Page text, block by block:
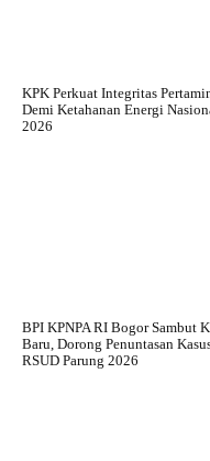
KPK Perkuat Integritas
Demi Ketahanan Energi
2026
BPI KPNPA RI Bogor Sambut
Baru, Dorong Penuntasan
RSUD Parung 2026